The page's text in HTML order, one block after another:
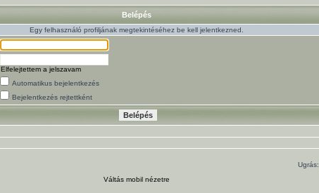
Belépés
Egy felhasználó profiljának megtekintéséhez be kell jelentkezned.
Elfelejtettem a jelszavam
Automatikus bejelentkezés
Bejelentkezés rejtettként
Ugrás:
Váltás mobil nézetre